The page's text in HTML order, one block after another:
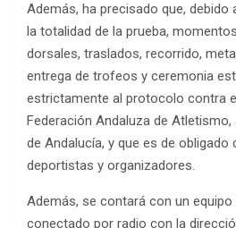
Además, ha precisado que, debido
la totalidad de la prueba,
dorsales, traslados, recorrido,
entrega de trofeos y ceremonia
estrictamente al protocolo contra
Federación Andaluza de
de Andalucía, y que es de obligado
deportistas y organizadores.
Además, se contará con un
conectado por radio con la